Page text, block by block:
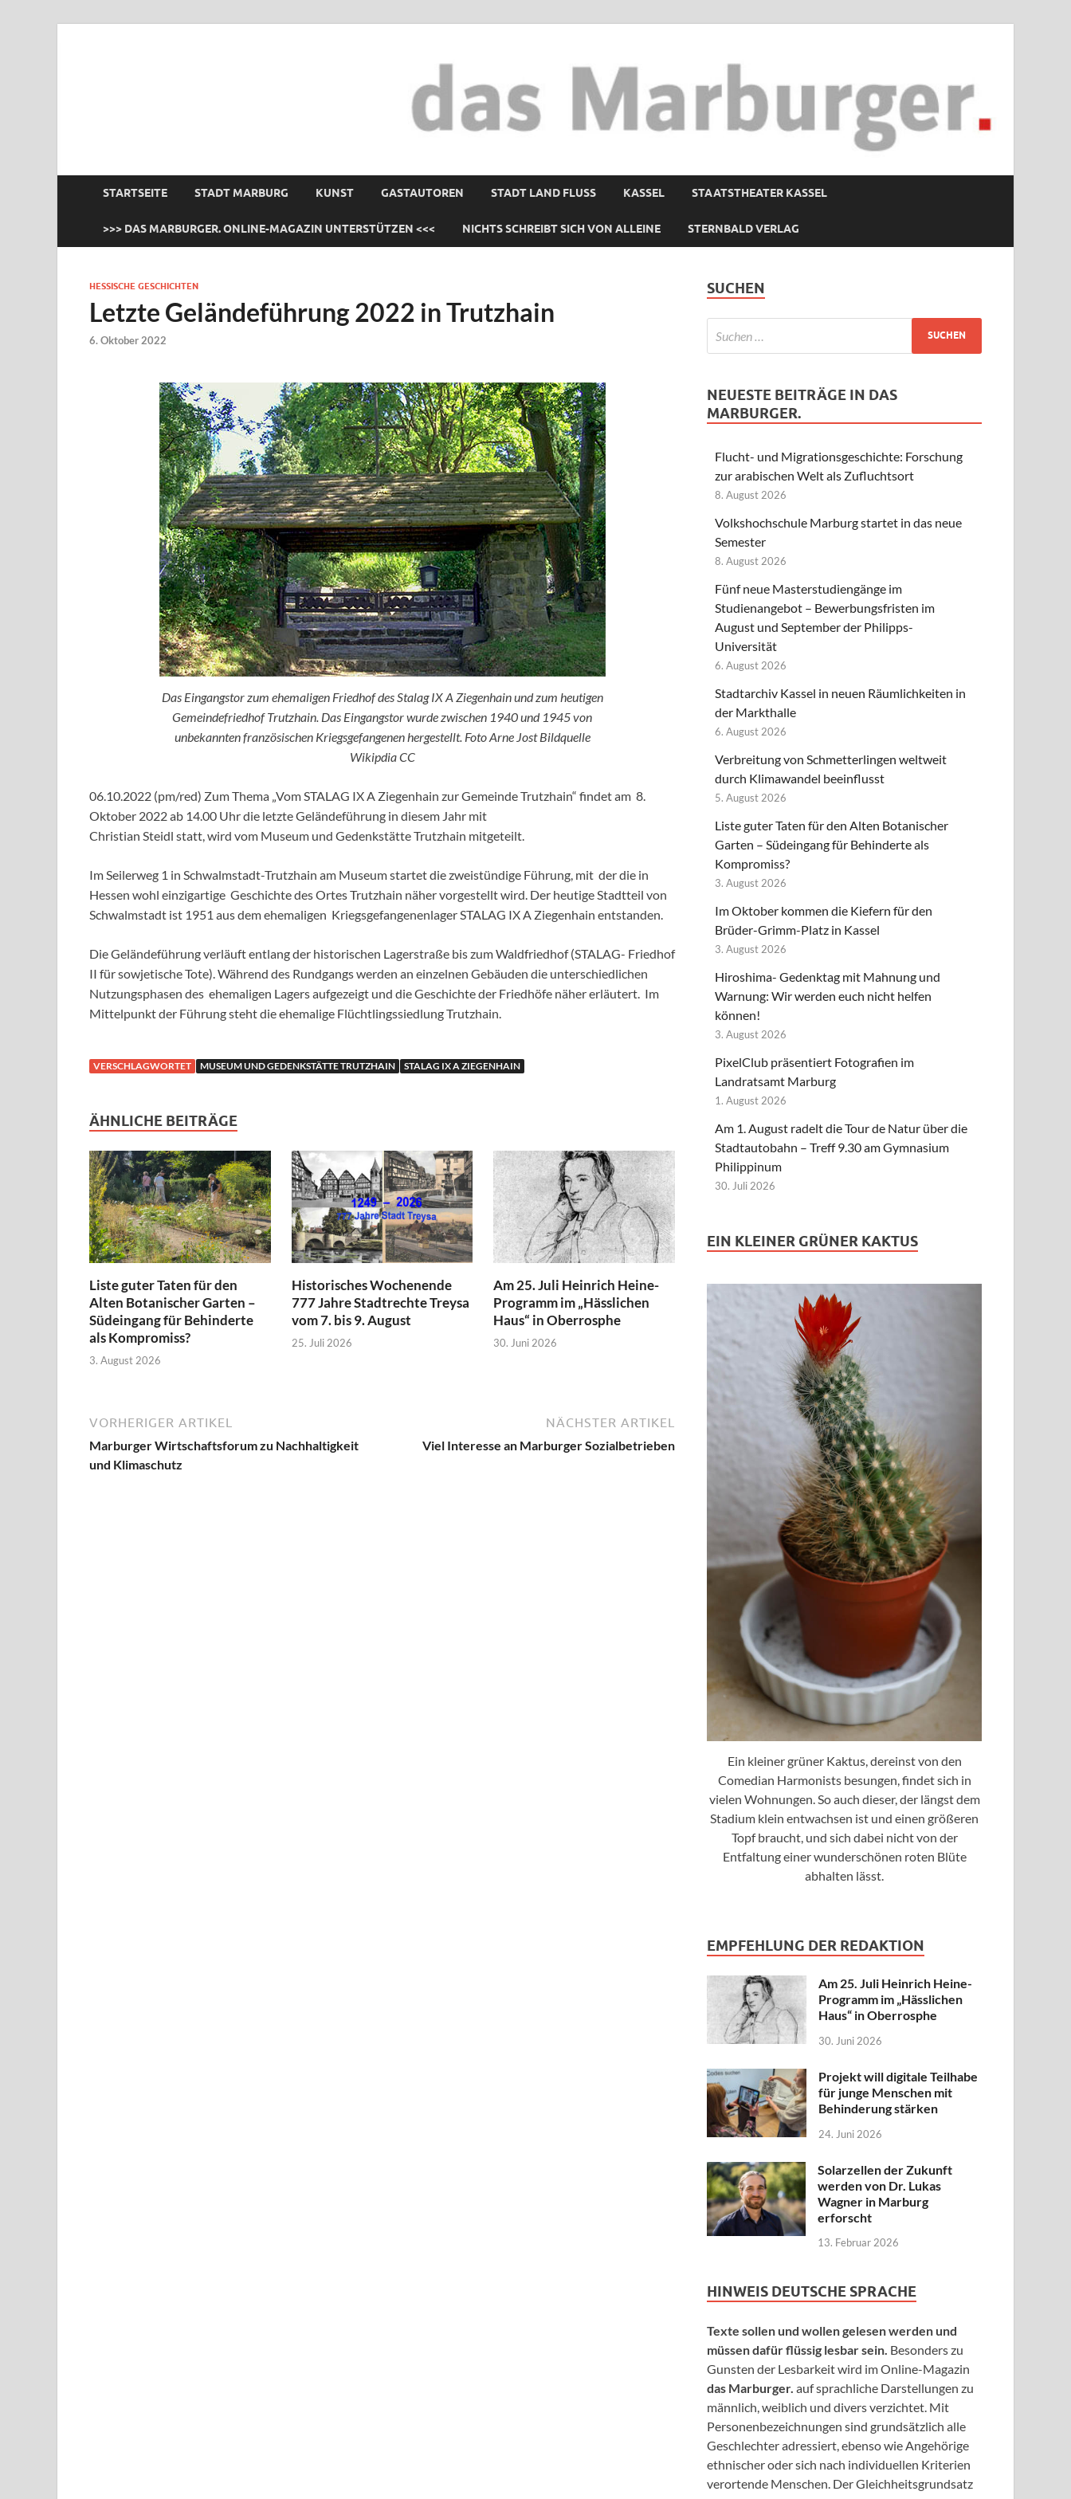
STARTSEITE STADT MARBURG KUNST GASTAUTOREN STADT LAND FLUSS KASSEL STAATSTHEATER KASSEL
>>> DAS MARBURGER. ONLINE-MAGAZIN UNTERSTÜTZEN <<< NICHTS SCHREIBT SICH VON ALLEINE STERNBALD VERLAG
HESSISCHE GESCHICHTEN
Letzte Geländeführung 2022 in Trutzhain
6. Oktober 2022
Das Eingangstor zum ehemaligen Friedhof des Stalag IX A Ziegenhain und zum heutigen
Gemeindefriedhof Trutzhain. Das Eingangstor wurde zwischen 1940 und 1945 von
unbekannten französischen Kriegsgefangenen hergestellt. Foto Arne Jost Bildquelle
Wikipdia CC
06.10.2022 (pm/red) ZumThema „Vom STALAG IX A Ziegenhain zur Gemeinde Trutzhain“ findet am 8.
Oktober 2022 ab 14.00 Uhrdie letzte Geländeführung in diesem Jahr mit
Christian Steidl statt, wird vom Museum und Gedenkstätte Trutzhain mitgeteilt.
Im Seilerweg 1 in Schwalmstadt-Trutzhain am Museum startet diezweistündige Führung, mit der die in
Hessen wohl einzigartige Geschichte des Ortes Trutzhain näher vorgestellt wird. Der heutige Stadtteil von
Schwalmstadt ist 1951 aus dem ehemaligen Kriegsgefangenenlager STALAG IX A Ziegenhain entstanden.
Die Geländeführung verläuft entlang der historischen Lagerstraße bis zumWaldfriedhof (STALAG- Friedhof
II für sowjetische Tote). Während des Rundgangswerden an einzelnen Gebäuden die unterschiedlichen
Nutzungsphasen des ehemaligen Lagers aufgezeigt und die Geschichte der Friedhöfe näher erläutert. Im
Mittelpunkt der Führung steht die ehemalige Flüchtlingssiedlung Trutzhain.
VERSCHLAGWORTET MUSEUM UND GEDENKSTÄTTE TRUTZHAIN STALAG IX A ZIEGENHAIN
ÄHNLICHE BEITRÄGE
Liste guter Taten für den
Alten Botanischer Garten –
Südeingang für Behinderte
als Kompromiss?
3. August 2026
Historisches Wochenende
777 Jahre Stadtrechte Treysa
vom 7. bis 9. August
25. Juli 2026
Am 25. Juli Heinrich Heine-
Programm im „Hässlichen
Haus“ in Oberrosphe
30. Juni 2026
VORHERIGER ARTIKEL
Marburger Wirtschaftsforum zu Nachhaltigkeit
und Klimaschutz
NÄCHSTER ARTIKEL
Viel Interesse an Marburger Sozialbetrieben
SUCHEN
NEUESTE BEITRÄGE IN DAS
MARBURGER.
Flucht- und Migrationsgeschichte: Forschung
zur arabischen Welt als Zufluchtsort
8. August 2026
Volkshochschule Marburg startet in das neue
Semester
8. August 2026
Fünf neue Masterstudiengänge im
Studienangebot – Bewerbungsfristen im
August und September der Philipps-
Universität
6. August 2026
Stadtarchiv Kassel in neuen Räumlichkeiten in
der Markthalle
6. August 2026
Verbreitung von Schmetterlingen weltweit
durch Klimawandel beeinflusst
5. August 2026
Liste guter Taten für den Alten Botanischer
Garten – Südeingang für Behinderte als
Kompromiss?
3. August 2026
Im Oktober kommen die Kiefern für den
Brüder-Grimm-Platz in Kassel
3. August 2026
Hiroshima- Gedenktag mit Mahnung und
Warnung: Wir werden euch nicht helfen
können!
3. August 2026
PixelClub präsentiert Fotografien im
Landratsamt Marburg
1. August 2026
Am 1. August radelt die Tour de Natur über die
Stadtautobahn – Treff 9.30 am Gymnasium
Philippinum
30. Juli 2026
EIN KLEINER GRÜNER KAKTUS
Ein kleiner grüner Kaktus, dereinst von den
Comedian Harmonists besungen, findet sich in
vielen Wohnungen. So auch dieser, der längst dem
Stadium klein entwachsen ist und einen größeren
Topf braucht, und sich dabei nicht von der
Entfaltung einer wunderschönen roten Blüte
abhalten lässt.
EMPFEHLUNG DER REDAKTION
Am 25. Juli Heinrich Heine-
Programm im „Hässlichen
Haus“ in Oberrosphe
30. Juni 2026
Projekt will digitale Teilhabe
für junge Menschen mit
Behinderung stärken
24. Juni 2026
Solarzellen der Zukunft
werden von Dr. Lukas
Wagner in Marburg
erforscht
13. Februar 2026
HINWEIS DEUTSCHE SPRACHE
Texte sollen und wollen gelesen werden und
müssen dafür flüssig lesbar sein. Besonders zu
Gunsten der Lesbarkeit wird im Online-Magazin
das Marburger. auf sprachliche Darstellungen zu
männlich, weiblich und divers verzichtet. Mit
Personenbezeichnungen sind grundsätzlich alle
Geschlechter adressiert, ebenso wie Angehörige
ethnischer oder sich nach individuellen Kriterien
verortende Menschen. Der Gleichheitsgrundsatz